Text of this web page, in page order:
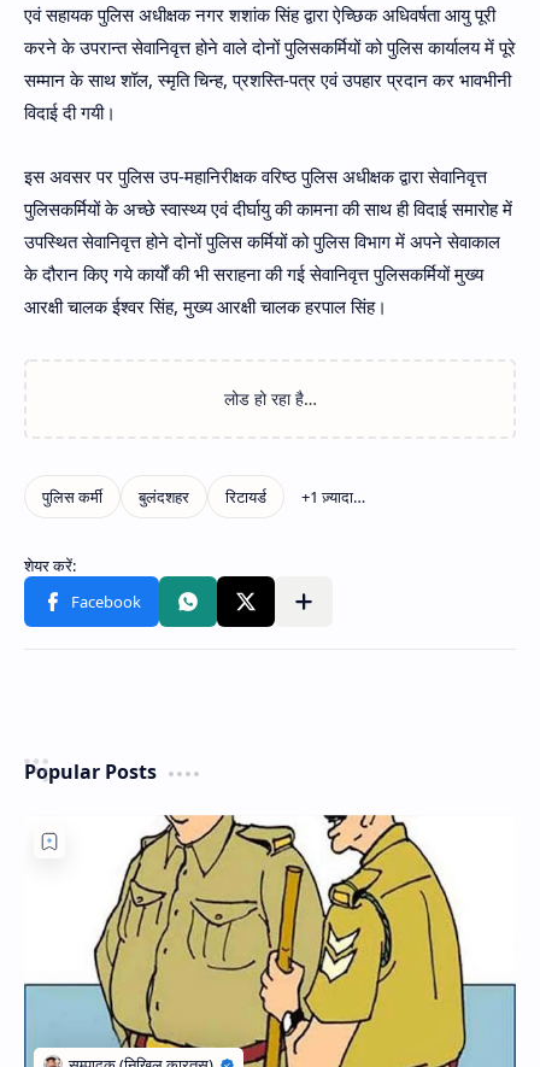
एवं सहायक पुलिस अधीक्षक नगर शशांक सिंह द्वारा ऐच्छिक अधिवर्षता आयु पूरी
करने के उपरान्त सेवानिवृत्त होने वाले दोनों पुलिसकर्मियों को पुलिस कार्यालय में पूरे
सम्मान के साथ शॉल, स्मृति चिन्ह, प्रशस्ति-पत्र एवं उपहार प्रदान कर भावभीनी
विदाई दी गयी।
इस अवसर पर पुलिस उप-महानिरीक्षक वरिष्ठ पुलिस अधीक्षक द्वारा सेवानिवृत्त
पुलिसकर्मियों के अच्छे स्वास्थ्य एवं दीर्घायु की कामना की साथ ही विदाई समारोह में
उपस्थित सेवानिवृत्त होने दोनों पुलिस कर्मियों को पुलिस विभाग में अपने सेवाकाल
के दौरान किए गये कार्यों की भी सराहना की गई सेवानिवृत्त पुलिसकर्मियों मुख्य
आरक्षी चालक ईश्वर सिंह, मुख्य आरक्षी चालक हरपाल सिंह।
Popular Posts